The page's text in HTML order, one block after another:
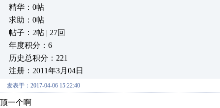
精华：0帖
求助：0帖
帖子：2帖 | 27回
年度积分：6
历史总积分：221
注册：2011年3月04日
发表于：2017-04-06 15:22:40
顶一个啊